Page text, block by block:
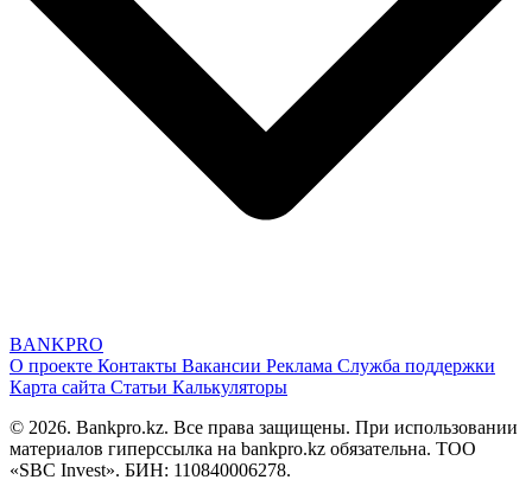
BANKPRO
О проекте Контакты Вакансии Реклама Служба поддержки
Карта сайта Статьи Калькуляторы
© 2026. Bankpro.kz. Все права защищены. При использовании
материалов гиперссылка на bankpro.kz обязательна. ТОО
«SBC Invest». БИН: 110840006278.